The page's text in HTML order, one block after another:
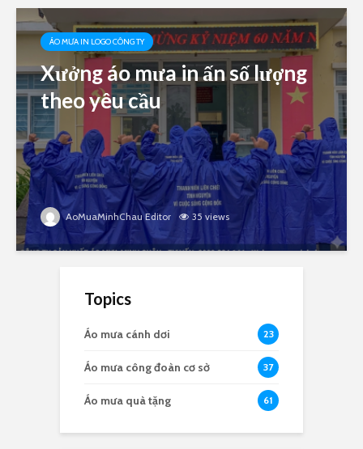
ÁO MƯA IN LOGO CÔNG TY
Xưởng áo mưa in ấn số lượng
theo yêu cầu
AoMuaMinhChau Editor 35 views
Topics
Áo mưa cánh dơi 23
Áo mưa công đoàn cơ sở 37
Áo mưa quà tặng 61